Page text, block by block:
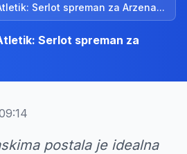
Serlot spreman za Arzena...
Serlot spreman za
postala je idealna